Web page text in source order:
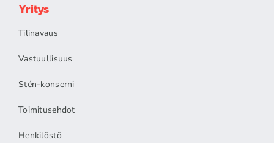
Yritys
Tilinavaus
Vastuullisuus
Stén-konserni
Toimitusehdot
Henkilöstö